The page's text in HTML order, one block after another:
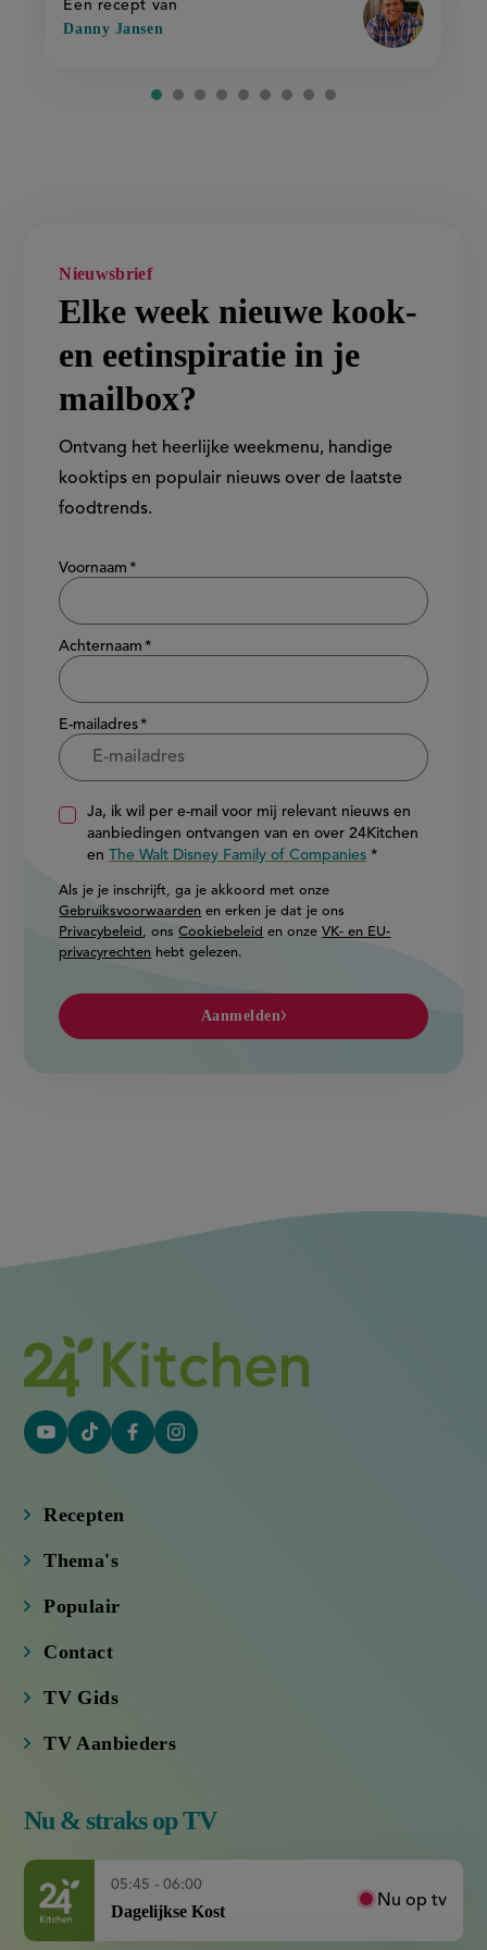
Een recept van
Danny Jansen
Nieuwsbrief
Elke week nieuwe kook-
en eetinspiratie in je
mailbox?
Ontvang het heerlijke weekmenu, handige
kooktips en populair nieuws over de laatste
foodtrends.
Show/hide
Voornaam
Achternaam
E-mailadres
Ja, ik wil per e-mail voor mij relevant nieuws en
aanbiedingen ontvangen van en over 24Kitchen
enThe Walt Disney Family of Companies
Als je je inschrijft, ga je akkoord met onze
Gebruiksvoorwaarden en erken je dat je ons
Privacybeleid , onsCookiebeleid en onzeVK- en EU-
privacyrechten hebt gelezen.
Aanmelden
YouTube
link)
Tiktok
link)
FacebookInstagram
Recepten
Thema's
Populair
Contact
TV Gids
TV Aanbieders
Nu & straks op TV
05:45 - 06:00
Dagelijkse Kost
Nu op tv